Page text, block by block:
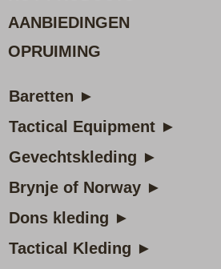
AANBIEDINGEN
OPRUIMING
Baretten ►
Tactical Equipment ►
Gevechtskleding ►
Brynje of Norway ►
Dons kleding ►
Tactical Kleding ►